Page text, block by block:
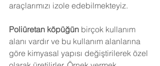
araçlarımızı izole edebilmekteyiz.
Poliüretan köpüğün birçok kullanım
alanı vardır ve bu kullanım alanlarına
göre kimyasal yapısı değiştirilerek özel